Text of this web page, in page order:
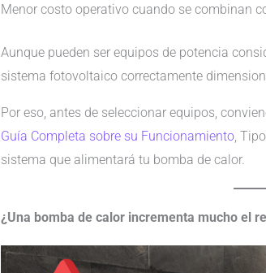
Menor costo operativo cuando se combinan
Aunque pueden ser equipos de potencia
sistema fotovoltaico correctamente
Por eso, antes de seleccionar equipos,
Guía Completa sobre su Funcionamiento,
sistema que alimentará tu bomba de calor.
¿Una bomba de calor incrementa mucho el